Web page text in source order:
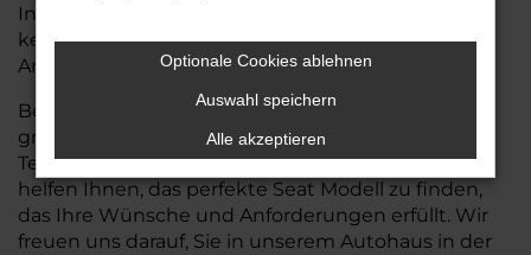
Inzahlungnahme Ihres alten Fahrzeugs ist für uns
kein Problem – wir machen Ihnen ein faires
Angebot.
Besuchen Sie uns und lassen Sie sich von unserer
großen Auswahl und der Kompetenz unseres
Teams überzeugen. Wir beraten Sie gerne und
helfen Ihnen, das perfekte Seat Modell zu finden,
das Ihre Wünsche und Anforderungen erfüllt. Wir
freuen uns darauf, Sie in unserem Autohaus in der
Optionale Cookies ablehnen
Auswahl speichern
Alle akzeptieren